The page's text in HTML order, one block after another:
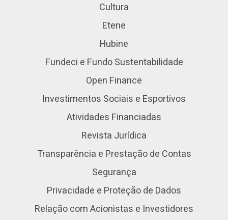
Cultura
Etene
Hubine
Fundeci e Fundo Sustentabilidade
Open Finance
Investimentos Sociais e Esportivos
Atividades Financiadas
Revista Jurídica
Transparência e Prestação de Contas
Segurança
Privacidade e Proteção de Dados
Relação com Acionistas e Investidores